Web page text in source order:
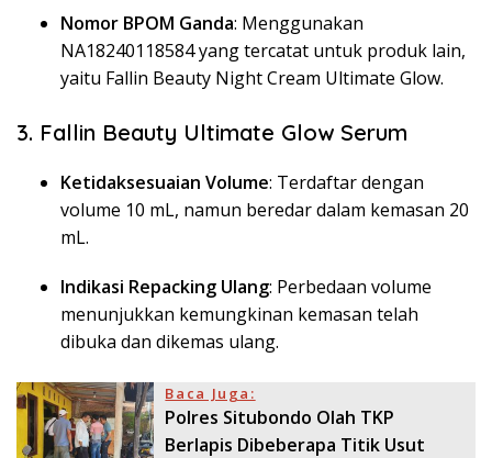
Nomor BPOM Ganda: Menggunakan
NA18240118584 yang tercatat untuk produk lain,
yaitu Fallin Beauty Night Cream Ultimate Glow.
3. Fallin Beauty Ultimate Glow Serum
Ketidaksesuaian Volume: Terdaftar dengan
volume 10 mL, namun beredar dalam kemasan 20
mL.
Indikasi Repacking Ulang: Perbedaan volume
menunjukkan kemungkinan kemasan telah
dibuka dan dikemas ulang.
Baca Juga:
Polres Situbondo Olah TKP
Berlapis Dibeberapa Titik Usut